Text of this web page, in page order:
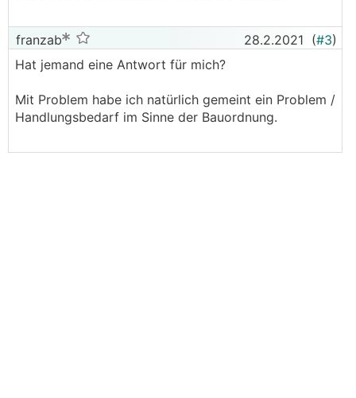
franzab 28.2.2021 (#3)
Hat jemand eine Antwort für mich?
Mit Problem habe ich natürlich gemeint ein Problem /
Handlungsbedarf im Sinne der Bauordnung.